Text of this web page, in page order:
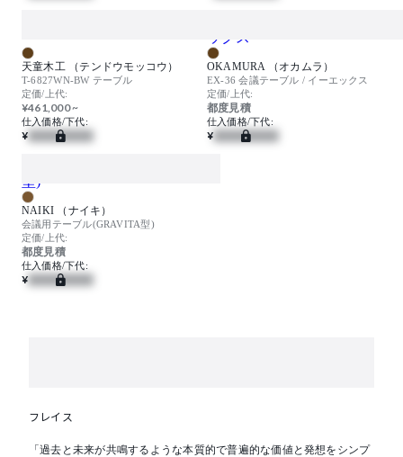
天童木工 （テンドウモッコウ）
T-6827WN-BW テーブル
定価/上代:
¥461,000 ~
仕入価格/下代:
¥
OKAMURA （オカムラ）
EX-36 会議テーブル / イーエックス
定価/上代:
都度見積
仕入価格/下代:
¥
NAIKI （ナイキ）
会議用テーブル(GRAVITA型)
定価/上代:
都度見積
仕入価格/下代:
¥
フレイス
「過去と未来が共鳴するような本質的で普遍的な価値と発想をシンプ